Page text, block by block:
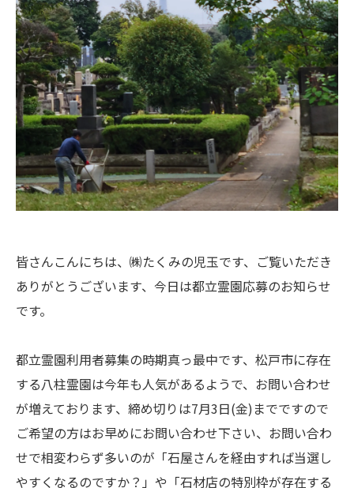
皆さんこんにちは、㈱たくみの児玉です、ご覧いただき
ありがとうございます、今日は都立霊園応募のお知らせ
です。
都立霊園利用者募集の時期真っ最中です、松戸市に存在
する八柱霊園は今年も人気があるようで、お問い合わせ
が増えております、締め切りは7月3日(金)までですので
ご希望の方はお早めにお問い合わせ下さい、お問い合わ
せで相変わらず多いのが「石屋さんを経由すれば当選し
やすくなるのですか？」や「石材店の特別枠が存在する